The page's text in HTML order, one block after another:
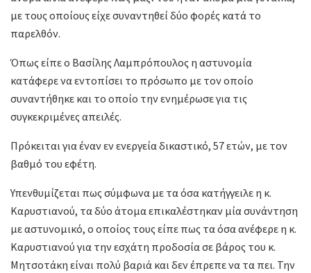
με τους οποίους είχε συναντηθεί δύο φορές κατά το
παρελθόν.
Όπως είπε ο Βασίλης Λαμπρόπουλος η αστυνομία
κατάφερε να εντοπίσει το πρόσωπο με τον οποίο
συναντήθηκε και το οποίο την ενημέρωσε για τις
συγκεκριμένες απειλές.
Πρόκειται για έναν εν ενεργεία δικαστικό, 57 ετών, με τον
βαθμό του εφέτη.
Υπενθυμίζεται πως σύμφωνα με τα όσα κατήγγειλε η κ.
Καρυστιανού, τα δύο άτομα επικαλέστηκαν μία συνάντηση
με αστυνομικό, ο οποίος τους είπε πως τα όσα ανέφερε η κ.
Καρυστιανού για την εσχάτη προδοσία σε βάρος του κ.
Μητσοτάκη είναι πολύ βαριά και δεν έπρεπε να τα πει. Την